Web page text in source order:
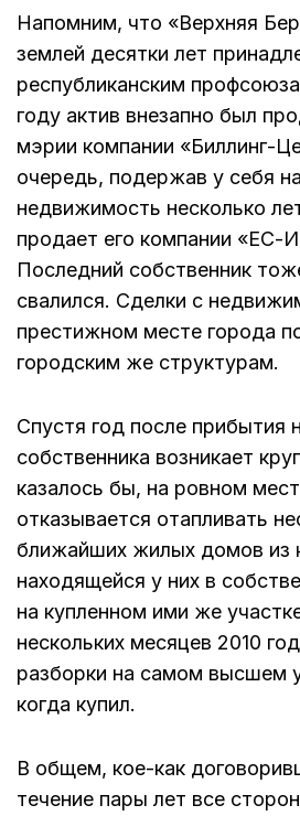
Напомним, что «Верхняя
землей десятки лет
республиканским
году актив внезапно был
мэрии компании «Биллинг-
очередь, подержав у себя
недвижимость несколько
продает его компании «ЕС-
Последний собственник
свалился. Сделки с
престижном месте города
городским же структурам.
Спустя год после прибытия
собственника возникает
казалось бы, на ровном
отказывается отапливать
ближайших жилых домов из
находящейся у них в
на купленном ими же
нескольких месяцев 2010
разборки на самом высшем
когда купил.
В общем, кое-как
течение пары лет все